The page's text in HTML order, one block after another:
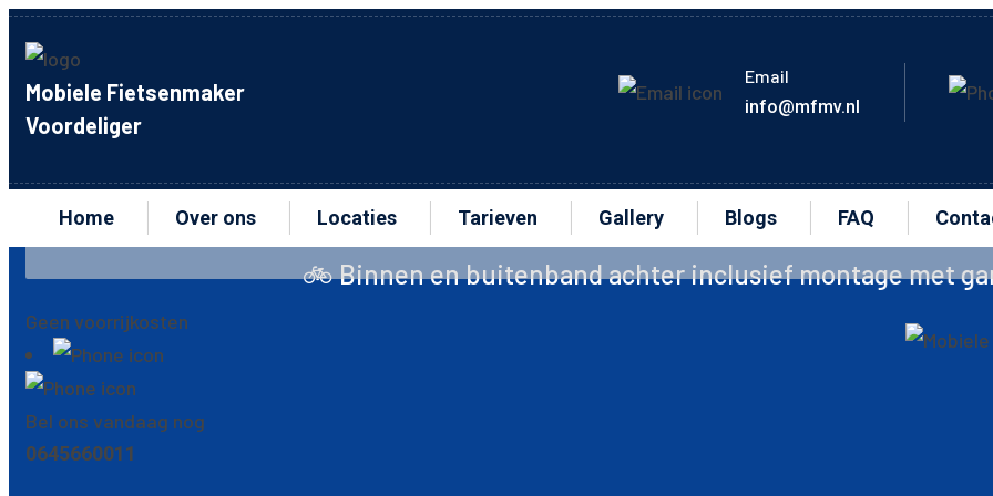
Mobiele Fietsenmaker
Voordeliger
Email
info@mfmv.nl
Home Over ons Locaties Tarieven Gallery Blogs FAQ
🚲 Binnen en buitenband achter inclusief montage met garantie –€50-60🛠️
Geen voorrijkosten
Bel ons vandaag nog
0645660011